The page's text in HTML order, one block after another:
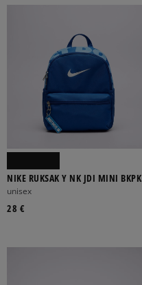
NIKE RUKSAK Y NK JDI MINI BKPK
2.0 V2
unisex
28 €